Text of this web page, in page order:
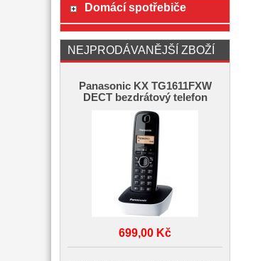
Domácí spotřebiče
NEJPRODÁVANĚJŠÍ ZBOŽÍ
Panasonic KX TG1611FXW
DECT bezdrátový telefon
699,00 Kč